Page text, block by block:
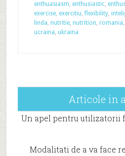
enthuasiasm, enthusiastic,
exercise, exercitiu,flexibility,
linda, nutritie, nutrition, romania,
ucraina, ukraina
Articole in
Un apel pentru utilizatorii
Modalitati de a va face